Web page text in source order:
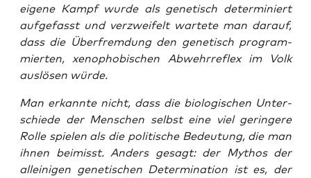
eige­ne Kampf wur­de als gene­tisch deter­mi­niert
auf­ge­fasst und ver­zwei­felt war­te­te man dar­auf,
dass die Über­frem­dung den gene­tisch pro­gram­
mier­ten, xeno­pho­bi­schen Abwehr­re­flex im Volk
aus­lö­sen würde.
Man erkann­te nicht, dass die bio­lo­gi­schen Unter­
schie­de der Men­schen selbst eine viel gerin­ge­re
Rol­le spie­len als die poli­ti­sche Bedeu­tung, die man
ihnen bei­misst. Anders gesagt: der Mythos der
allei­ni­gen gene­ti­schen Deter­mi­na­ti­on ist es, der